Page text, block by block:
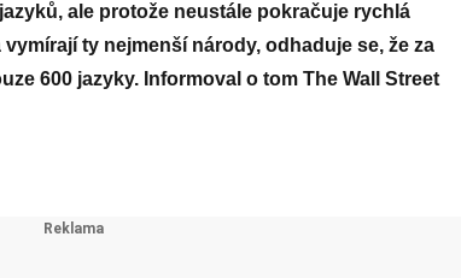
ale protože neustále pokračuje rychlá
ty nejmenší národy, odhaduje se, že za
600 jazyky. Informoval o tom The Wall Street